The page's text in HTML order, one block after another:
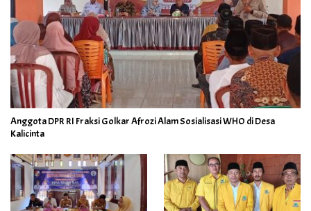
Anggota DPR RI Fraksi Golkar Afrozi Alam Sosialisasi WHO di Desa
Kalicinta